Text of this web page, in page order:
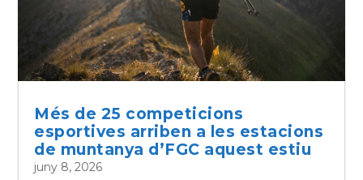
Més de 25 competicions
esportives arriben a les estacions
de muntanya d’FGC aquest estiu
juny 8, 2026